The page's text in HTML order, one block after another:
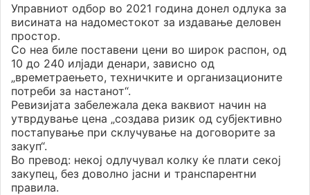
Управниот одбор во 2021 година донел одлука за
висината на надоместокот за издавање деловен
простор.
Со неа биле поставени цени во широк распон, од
10 до 240 илјади денари, зависно од
„времетраењето, техничките и организационите
потреби за настанот“.
Ревизијата забележала дека ваквиот начин на
утврдување цена „создава ризик од субјективно
постапување при склучување на договорите за
закуп“.
Во превод: некој одлучувал колку ќе плати секој
закупец, без доволно јасни и транспарентни
правила.